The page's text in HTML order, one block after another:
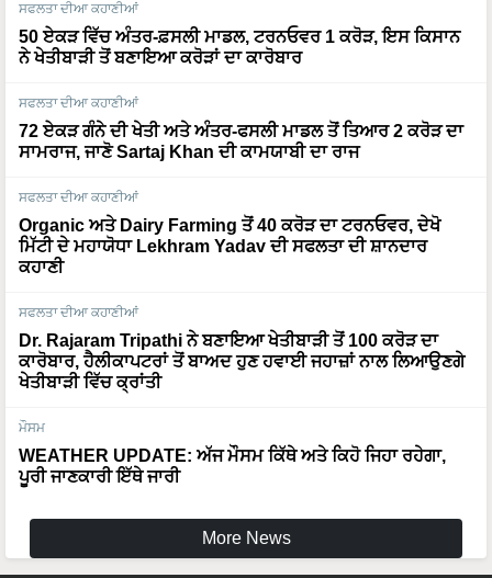
ਸਫਲਤਾ ਦੀਆ ਕਹਾਣੀਆਂ
50 ਏਕੜ ਵਿੱਚ ਅੰਤਰ-ਫ਼ਸਲੀ ਮਾਡਲ, ਟਰਨਓਵਰ 1 ਕਰੋੜ, ਇਸ ਕਿਸਾਨ
ਨੇ ਖੇਤੀਬਾੜੀ ਤੋਂ ਬਣਾਇਆ ਕਰੋੜਾਂ ਦਾ ਕਾਰੋਬਾਰ
ਸਫਲਤਾ ਦੀਆ ਕਹਾਣੀਆਂ
72 ਏਕੜ ਗੰਨੇ ਦੀ ਖੇਤੀ ਅਤੇ ਅੰਤਰ-ਫਸਲੀ ਮਾਡਲ ਤੋਂ ਤਿਆਰ 2 ਕਰੋੜ ਦਾ
ਸਾਮਰਾਜ, ਜਾਣੋ Sartaj Khan ਦੀ ਕਾਮਯਾਬੀ ਦਾ ਰਾਜ
ਸਫਲਤਾ ਦੀਆ ਕਹਾਣੀਆਂ
Organic ਅਤੇ Dairy Farming ਤੋਂ 40 ਕਰੋੜ ਦਾ ਟਰਨਓਵਰ, ਦੇਖੋ
ਮਿੱਟੀ ਦੇ ਮਹਾਯੋਧਾ Lekhram Yadav ਦੀ ਸਫਲਤਾ ਦੀ ਸ਼ਾਨਦਾਰ
ਕਹਾਣੀ
ਸਫਲਤਾ ਦੀਆ ਕਹਾਣੀਆਂ
Dr. Rajaram Tripathi ਨੇ ਬਣਾਇਆ ਖੇਤੀਬਾੜੀ ਤੋਂ 100 ਕਰੋੜ ਦਾ
ਕਾਰੋਬਾਰ, ਹੈਲੀਕਾਪਟਰਾਂ ਤੋਂ ਬਾਅਦ ਹੁਣ ਹਵਾਈ ਜਹਾਜ਼ਾਂ ਨਾਲ ਲਿਆਉਣਗੇ
ਖੇਤੀਬਾੜੀ ਵਿੱਚ ਕ੍ਰਾਂਤੀ
ਮੌਸਮ
WEATHER UPDATE: ਅੱਜ ਮੌਸਮ ਕਿੱਥੇ ਅਤੇ ਕਿਹੋ ਜਿਹਾ ਰਹੇਗਾ,
ਪੂਰੀ ਜਾਣਕਾਰੀ ਇੱਥੇ ਜਾਰੀ
More News